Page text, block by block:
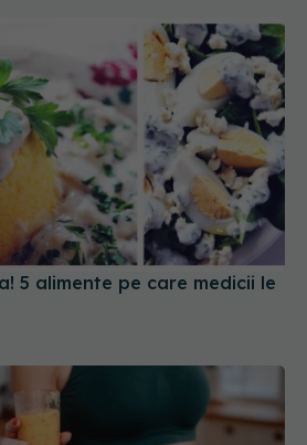
5 alimente pe care medicii le